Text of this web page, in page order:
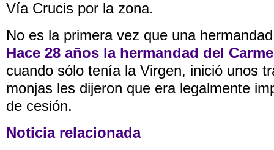
Vía Crucis por la zona.
No es la primera vez que una
Hace 28 años la hermandad del
cuando sólo tenía la Virgen, inició unos
monjas les dijeron que era legalmente
de cesión.
Noticia relacionada